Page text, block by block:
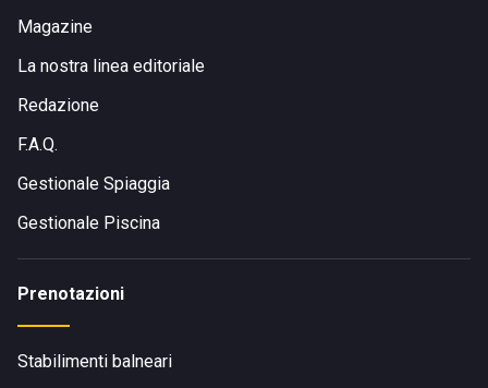
Magazine
La nostra linea editoriale
Redazione
F.A.Q.
Gestionale Spiaggia
Gestionale Piscina
Prenotazioni
Stabilimenti balneari